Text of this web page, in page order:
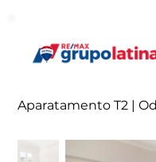
Aparatamento T2 |